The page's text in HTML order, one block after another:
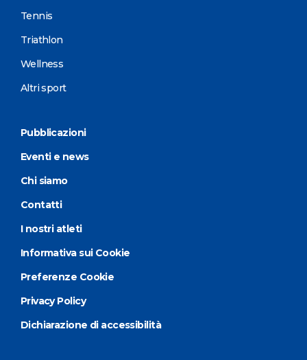
Tennis
Triathlon
Wellness
Altri sport
Pubblicazioni
Eventi e news
Chi siamo
Contatti
I nostri atleti
Informativa sui Cookie
Preferenze Cookie
Privacy Policy
Dichiarazione di accessibilità